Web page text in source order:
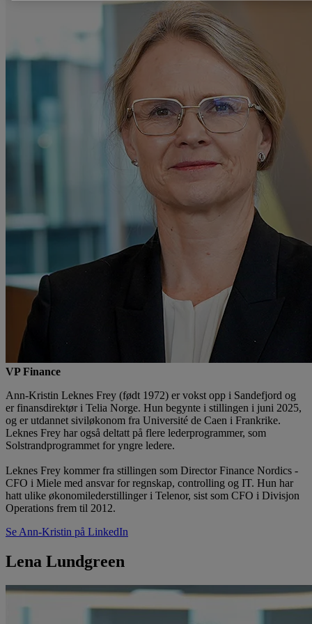
VP Finance
Ann-Kristin Leknes Frey (født 1972) er vokst opp i Sandefjord og
er finansdirektør i Telia Norge. Hun begynte i stillingen i juni 2025,
og er utdannet siviløkonom fra Université de Caen i Frankrike.
Leknes Frey har også deltatt på flere lederprogrammer, som
Solstrandprogrammet for yngre ledere.
Leknes Frey kommer fra stillingen som Director Finance Nordics -
CFO i Miele med ansvar for regnskap, controlling og IT. Hun har
hatt ulike økonomilederstillinger i Telenor, sist som CFO i Divisjon
Operations frem til 2012.
Se Ann-Kristin på LinkedIn
Lena Lundgreen